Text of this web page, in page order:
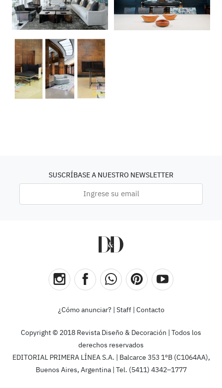
SUSCRÍBASE A NUESTRO NEWSLETTER
¿Cómo anunciar? Staff| Contacto
Copyright © 2018 Revista Diseño & Decoración | Todos los
derechos reservados
EDITORIAL PRIMERA LÍNEA S.A. | Balcarce 353 1ºB (C1064AA),
Buenos Aires, Argentina | Tel. (5411) 4342–1777